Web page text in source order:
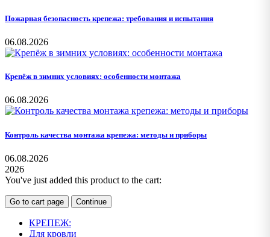
Пожарная безопасность крепежа: требования и испытания
06.08.2026
Крепёж в зимних условиях: особенности монтажа
06.08.2026
Контроль качества монтажа крепежа: методы и приборы
06.08.2026
2026
You've just added this product to the cart:
Go to cart page Continue
КРЕПЕЖ:
Для кровли